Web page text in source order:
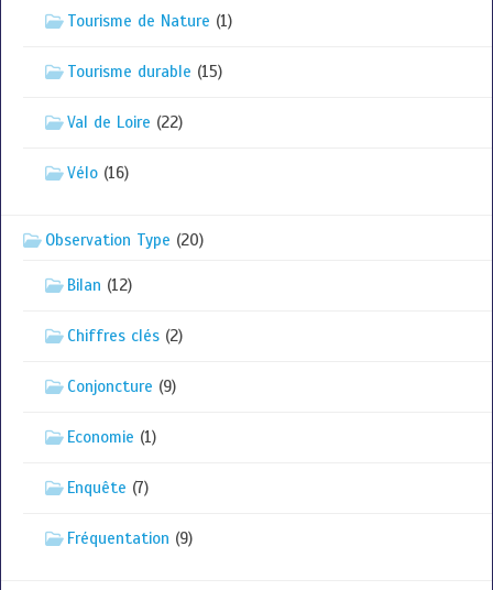
Tourisme de Nature (1)
Tourisme durable (15)
Val de Loire (22)
Vélo (16)
Observation Type (20)
Bilan (12)
Chiffres clés (2)
Conjoncture (9)
Economie (1)
Enquête (7)
Fréquentation (9)